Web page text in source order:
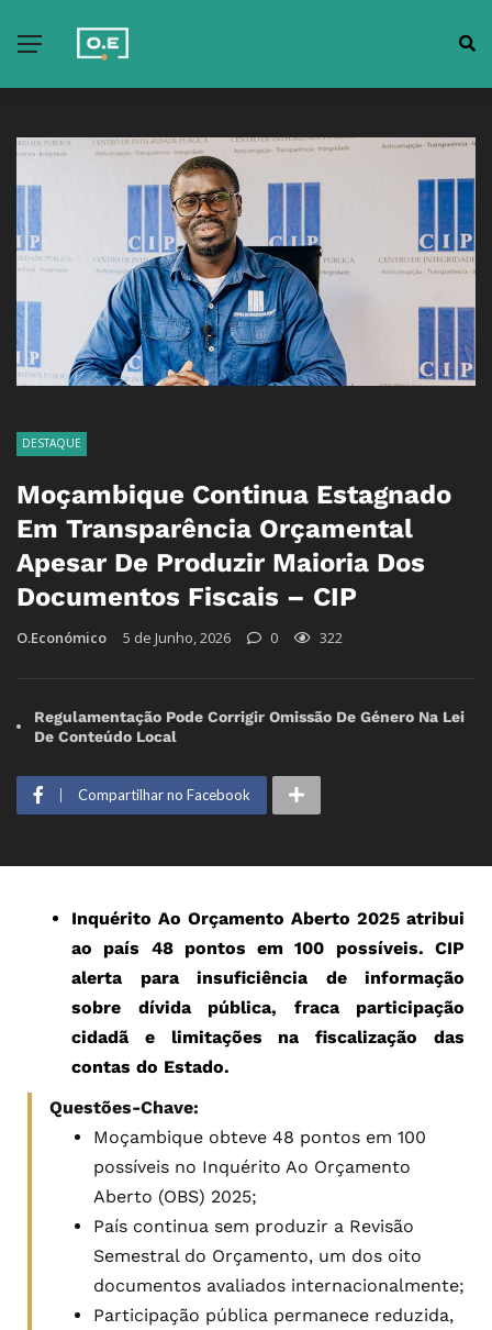
DESTAQUE
Moçambique Continua Estagnado
Em Transparência Orçamental
Apesar De Produzir Maioria Dos
Documentos Fiscais – CIP
O.Económico 5 de Junho, 2026 0 322
Regulamentação Pode Corrigir Omissão De Género Na Lei
De Conteúdo Local
Compartilhar no Facebook
Inquérito Ao Orçamento Aberto 2025 atribui
ao país 48 pontos em 100 possíveis. CIP
alerta para insuficiência de informação
sobre dívida pública, fraca participação
cidadã e limitações na fiscalização das
contas do Estado.
Questões-Chave:
Moçambique obteve 48 pontos em 100
possíveis no Inquérito Ao Orçamento
Aberto (OBS) 2025;
País continua sem produzir a Revisão
Semestral do Orçamento, um dos oito
documentos avaliados internacionalmente;
Participação pública permanece reduzida,